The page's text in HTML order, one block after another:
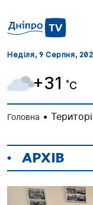
Неділя, 9 Серпня,
+31 ˚C
Головна •
АРХІВ